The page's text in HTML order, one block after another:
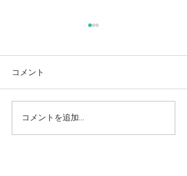
コメント
コメントを追加…